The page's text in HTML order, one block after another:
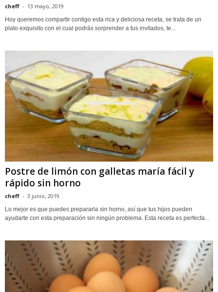
cheff - 13 mayo, 2019
Hoy queremos compartir contigo esta rica y deliciosa receta, se trata de un
plato exquisito con el cual podrás sorprender a tus invitados, te...
Postre de limón con galletas maría fácil y
rápido sin horno
cheff - 3 junio, 2019
Lo mejor es que puedes prepararla sin horno, así que tus hijos pueden
ayudarte con esta preparación sin ningún problema. Esta receta es perfecta...